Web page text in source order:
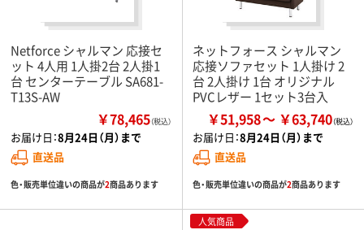
Netforce シャルマン 応接セ
ット 4人用 1人掛2台 2人掛1
台 センターテーブル SA681-
T13S-AW
￥78,465（税込）
お届け日：8月24日（月）まで
直送品
色・販売単位違いの商品が2商品あります
ネットフォース シャルマン
応接ソファセット 1人掛け 2
台 2人掛け 1台 オリジナル
PVCレザー 1セット3台入
￥51,958 ￥63,740
お届け日：8月24日（月）まで
直送品
色・販売単位違いの商品が2商品あります
人気商品